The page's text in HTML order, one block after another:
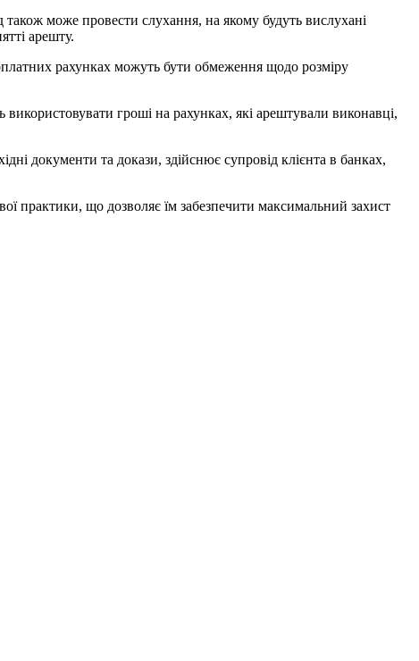
також може провести слухання, на якому будуть вислухані
арешту.
рахунках можуть бути обмеження щодо розміру
використовувати гроші на рахунках, які арештували виконавці,
документи та докази, здійснює супровід клієнта в банках,
практики, що дозволяє їм забезпечити максимальний захист